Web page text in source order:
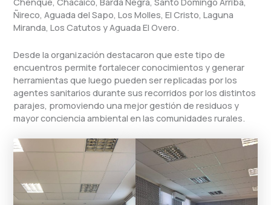
Ñireco, Aguada del Sapo, Los Molles, El Cristo, Laguna
Miranda, Los Catutos y Aguada El Overo.
Desde la organización destacaron que este tipo de
encuentros permite fortalecer conocimientos y generar
herramientas que luego pueden ser replicadas por los
agentes sanitarios durante sus recorridos por los distintos
parajes, promoviendo una mejor gestión de residuos y
mayor conciencia ambiental en las comunidades rurales.